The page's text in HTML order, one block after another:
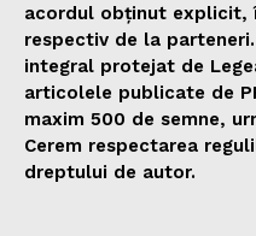
acordul obținut explicit,
respectiv de la
integral protejat de
articolele publicate de
maxim 500 de semne,
Cerem respectarea
dreptului de autor.